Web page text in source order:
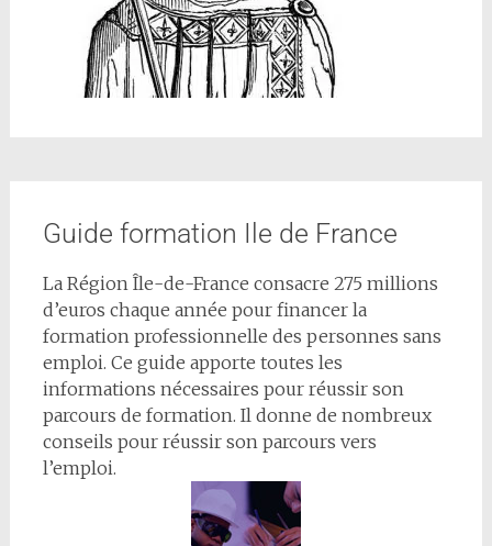
Guide formation Ile de France
La Région Île-de-France consacre 275 millions
d’euros chaque année pour financer la
formation professionnelle des personnes sans
emploi. Ce guide apporte toutes les
informations nécessaires pour réussir son
parcours de formation. Il donne de nombreux
conseils pour réussir son parcours vers
l’emploi.